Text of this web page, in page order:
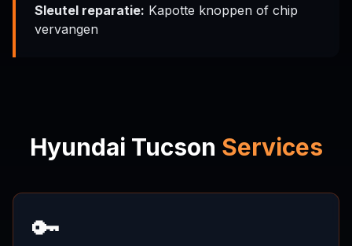
Sleutel reparatie: Kapotte knoppen of chip
vervangen
Hyundai Tucson Services
🔑